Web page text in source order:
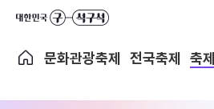
문화관광축제 전국축제 축